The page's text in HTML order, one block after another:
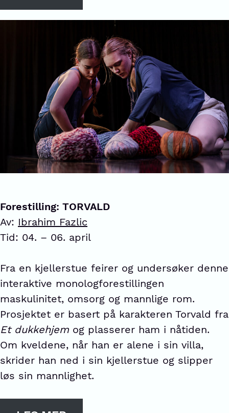
Forestilling: TORVALD
Av: Ibrahim Fazlic
Tid: 04. – 06. april
Fra en kjellerstue feirer og undersøker denne
interaktive monologforestillingen
maskulinitet, omsorg og mannlige rom.
Prosjektet er basert på karakteren Torvald fra
Et dukkehjem og plasserer ham i nåtiden.
Om kveldene, når han er alene i sin villa,
skrider han ned i sin kjellerstue og slipper
løs sin mannlighet.